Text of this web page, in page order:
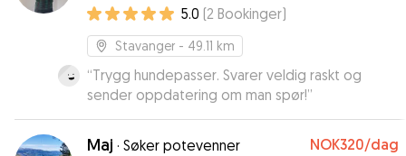
enda
5.0 (2 Bookinger)
Stavanger - 49.11 km
“Trygg hundepasser. Svarer veldig raskt og
sender oppdatering om man spør!”
Maj · Søker potevenner NOK320/dag